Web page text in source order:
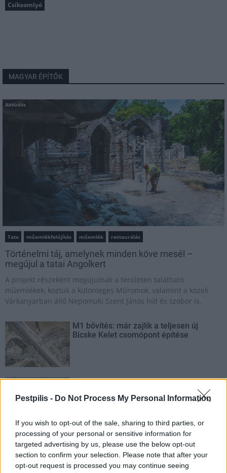
Pestpilis - Do Not Process My Personal Information
If you wish to opt-out of the sale, sharing to third parties, or
processing of your personal or sensitive information for
targeted advertising by us, please use the below opt-out
section to confirm your selection. Please note that after your
opt-out request is processed you may continue seeing
Csíksomlyó
MAGYAR ÉPÍTŐK
Aktuális
Tata műemlékfelújítás műemlék restaurálás
Történelmi táj, amelynek minden köve mesél –
megújul a tatai Angolkert
A projekt részeként megújulnak a területen található
műemlékek, köztük a különleges Műromok, valamint a közeli
Várkanyarban álló Nepomuki Szent János híd és szobor is.
M1 bővítés: már zajlik a teljesen új
Bicske Kelet csomópont építése
Új gyalogosátkelők és jelzőlámpás
Másfélszeresére bővítik
Hódmezővásárhely jó hírű református
iskoláját